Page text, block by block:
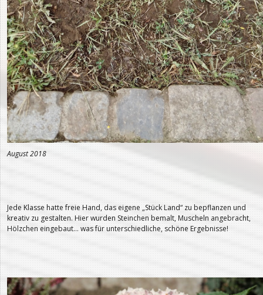
August 2018
Jede Klasse hatte freie Hand, das eigene „Stück Land“ zu bepflanzen und
kreativ zu gestalten. Hier wurden Steinchen bemalt, Muscheln angebracht,
Hölzchen eingebaut… was für unterschiedliche, schöne Ergebnisse!